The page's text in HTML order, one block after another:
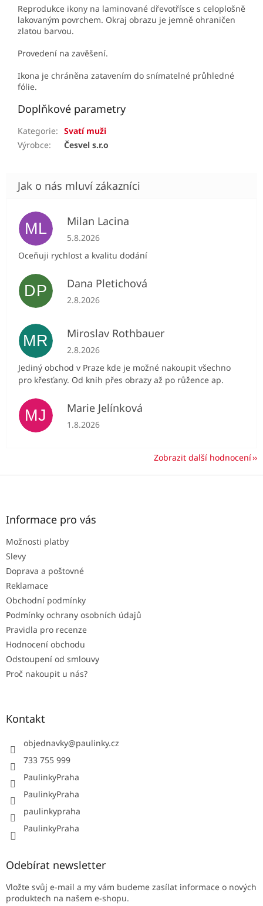
Reprodukce ikony na laminované dřevotřísce s celoplošně
lakovaným povrchem. Okraj obrazu je jemně ohraničen
zlatou barvou.
Provedení na zavěšení.
Ikona je chráněna zatavením do snímatelné průhledné
fólie.
Doplňkové parametry
Kategorie: Svatí muži
Výrobce: Česvel s.r.o
ML Milan Lacina
Hodnocení obchodu je 5 z 5 hvězdiček.
5.8.2026
Oceňuji rychlost a kvalitu dodání
DP Dana Pletichová
Hodnocení obchodu je 5 z 5 hvězdiček.
2.8.2026
MR Miroslav Rothbauer
Hodnocení obchodu je 5 z 5 hvězdiček.
2.8.2026
Jediný obchod v Praze kde je možné nakoupit všechno
pro křesťany. Od knih přes obrazy až po růžence ap.
MJ Marie Jelínková
Hodnocení obchodu je 5 z 5 hvězdiček.
1.8.2026
Zobrazit další hodnocení
Z
Informace pro vás
Možnosti platby
Slevy
Doprava a poštovné
Reklamace
Obchodní podmínky
Podmínky ochrany osobních údajů
Pravidla pro recenze
Hodnocení obchodu
Odstoupení od smlouvy
Proč nakoupit u nás?
Kontakt
objednavky@paulinky.cz
733 755 999
PaulinkyPraha
PaulinkyPraha
paulinkypraha
PaulinkyPraha
Odebírat newsletter
Vložte svůj e-mail a my vám budeme zasílat informace o nových
produktech na našem e-shopu.